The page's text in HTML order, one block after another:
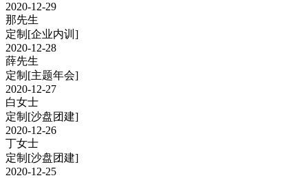
2020-12-29
那先生
定制 [企业内训]
2020-12-28
薛先生
定制 [主题年会]
2020-12-27
白女士
定制 [沙盘团建]
2020-12-26
丁女士
定制 [沙盘团建]
2020-12-25